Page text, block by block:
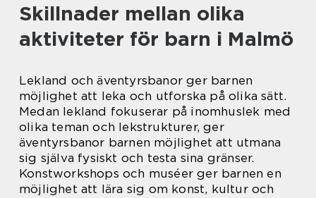
Skillnader mellan olika
aktiviteter för barn i Malmö
Lekland och äventyrsbanor ger barnen
möjlighet att leka och utforska på olika sätt.
Medan lekland fokuserar på inomhuslek med
olika teman och lekstrukturer, ger
äventyrsbanor barnen möjlighet att utmana
sig själva fysiskt och testa sina gränser.
Konstworkshops och muséer ger barnen en
möjlighet att lära sig om konst, kultur och